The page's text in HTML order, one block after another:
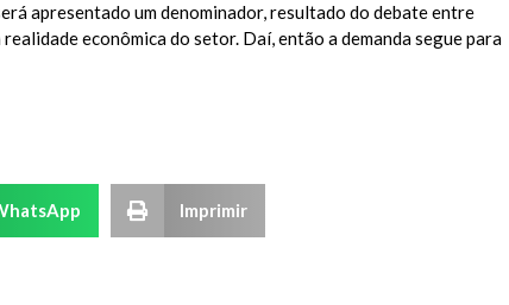
apresentado um denominador, resultado do debate entre
econômica do setor. Daí, então a demanda segue para
Imprimir